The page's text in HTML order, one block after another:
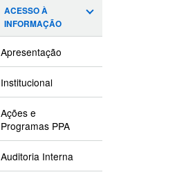
ACESSO À
INFORMAÇÃO
Apresentação
Institucional
Ações e
Programas PPA
Auditoria Interna